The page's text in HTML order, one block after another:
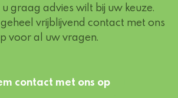
graag advies wilt bij uw keuze.
vrijblijvend contact met ons
voor al uw vragen.
contact met ons op